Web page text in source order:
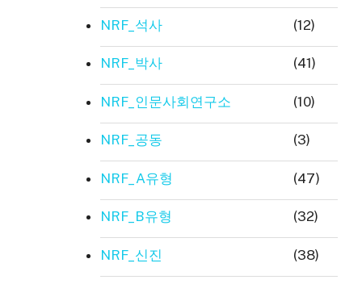
NRF_석사 (12)
NRF_박사 (41)
NRF_인문사회연구소 (10)
NRF_공동 (3)
NRF_A유형 (47)
NRF_B유형 (32)
NRF_신진 (38)